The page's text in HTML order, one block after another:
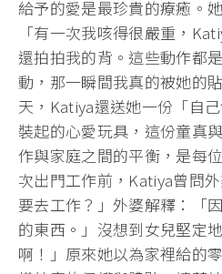
給予的愛是最珍貴的療癒。
「有一次我咳得很嚴重，
還拍拍我的背。這些動作都
動，那一瞬間我真的被她的
天，Katiya還送她一份「自
裝起的心愛玩具，這份童真
作與家庭之間的平衡，是每
次出門工作前，Katiya曾問
要去工作？」外婆解釋：「
的東西。」沒想到女兒堅定
啊！」原來她以為家裡給的